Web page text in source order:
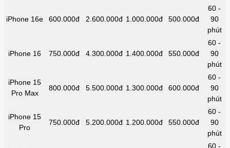
iPhone 16e 600.000đ 2.600.000đ 1.000.000đ 500.000đ
60 -
90
phút
iPhone 16 750.000đ 4.300.000đ 1.400.000đ 550.000đ
60 -
90
phút
iPhone 15
Pro Max
800.000đ 5.500.000đ 1.300.000đ 600.000đ
60 -
90
phút
iPhone 15
Pro
750.000đ 5.200.000đ 1.200.000đ 550.000đ
60 -
90
phút
60 -